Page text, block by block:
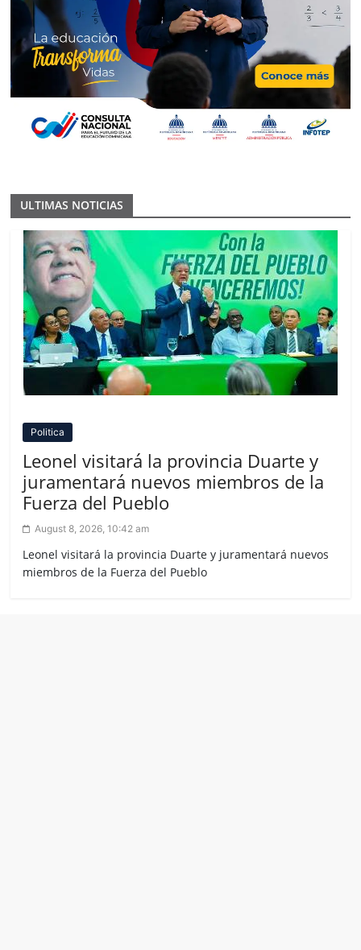
ULTIMAS NOTICIAS
Politica
Leonel visitará la provincia Duarte y
juramentará nuevos miembros de la
Fuerza del Pueblo
August 8, 2026, 10:42 am
Leonel visitará la provincia Duarte y juramentará nuevos
miembros de la Fuerza del Pueblo